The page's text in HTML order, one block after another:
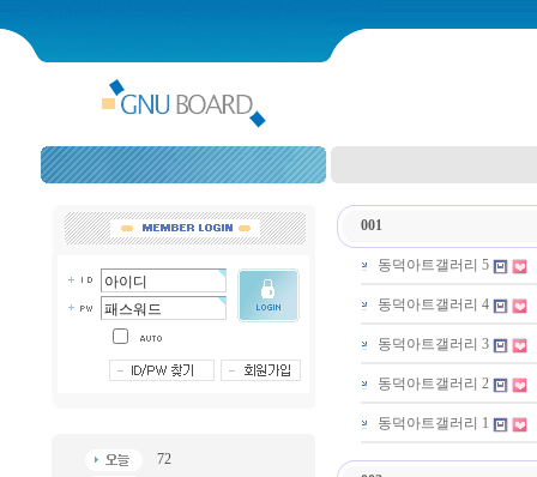
72
001
동덕아트갤러리 5
동덕아트갤러리 4
동덕아트갤러리 3
동덕아트갤러리 2
동덕아트갤러리 1